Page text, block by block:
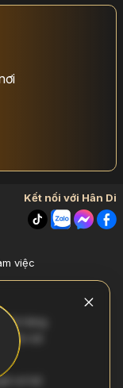
Kết nối với Hân Di
việc
hàng
kê
sơ bộ